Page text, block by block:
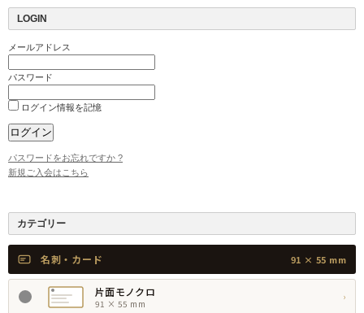
LOGIN
メールアドレス
パスワード
ログイン情報を記憶
パスワードをお忘れですか ?
新規ご入会はこちら
カテゴリー
名刺・カード 91 × 55 mm
片面モノクロ
91 × 55 mm
›